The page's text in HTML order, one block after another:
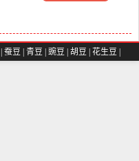
蚕豆 青豆 豌豆 胡豆 花生豆